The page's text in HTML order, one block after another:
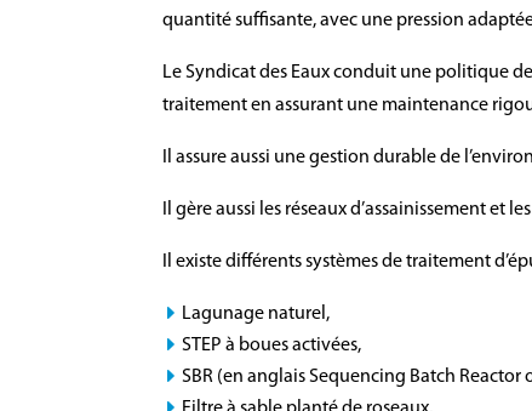
quantité suffisante, avec une pression
Le Syndicat des Eaux conduit une politique
traitement en assurant une maintenance
Il assure aussi une gestion durable de
Il gère aussi les réseaux d’assainissement et
Il existe différents systèmes de traitement
Lagunage naturel,
STEP à boues activées,
SBR (en anglais Sequencing Batch